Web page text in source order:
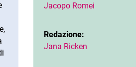
Jacopo Romei
Redazione:
Jana Ricken